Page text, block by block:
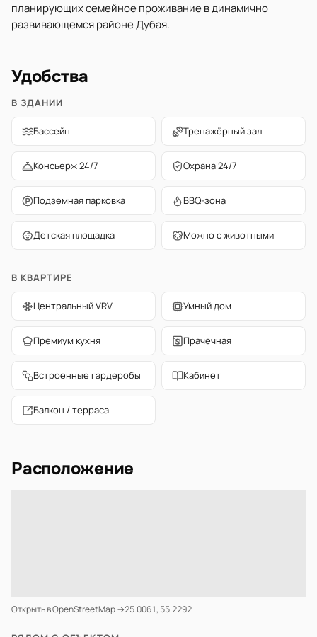
планирующих семейное проживание в динамично
развивающемся районе Дубая.
Удобства
В ЗДАНИИ
Бассейн Тренажёрный зал
Консьерж 24/7 Охрана 24/7
Подземная парковка BBQ-зона
Детская площадка Можно с животными
В КВАРТИРЕ
Центральный VRV Умный дом
Премиум кухня Прачечная
Встроенные гардеробы Кабинет
Балкон / терраса
Расположение
Открыть в OpenStreetMap →25.0061, 55.2292